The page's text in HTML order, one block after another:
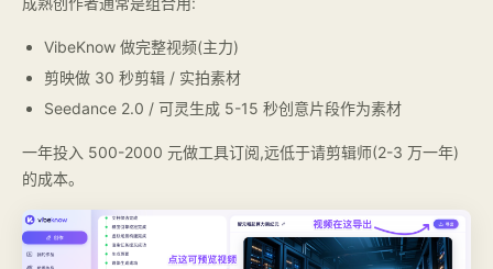
VibeKnow 做完整视频(主力)
剪映做 30 秒剪辑 / 实拍素材
Seedance 2.0 / 可灵生成 5-15 秒创意片段作为素材
一年投入 500-2000 元做工具订阅,远低于请剪辑师(2-3 万一年)
的成本。